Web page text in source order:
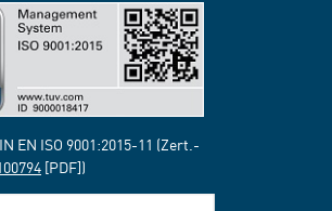
EN ISO 9001:2015-11 (Zert.-
[PDF])